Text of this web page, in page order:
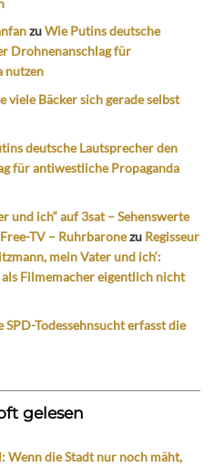
zuWie Putins deutsche
Drohnenanschlag für
nutzen
viele Bäcker sich gerade selbst
deutsche Lautsprecher den
für antiwestliche Propaganda
und ich“ auf 3sat – Sehenswerte
TV – Ruhrbaronezu Regisseur
mein Vater und ich‘:
als Filmemacher eigentlich nicht
SPD-Todessehnsucht erfasst die
gelesen
Wenn die Stadt nur noch mäht,